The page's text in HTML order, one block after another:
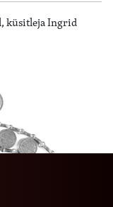
küsitleja Ingrid